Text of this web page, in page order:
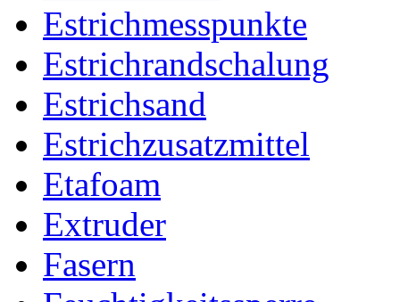
Estrichmesspunkte
Estrichrandschalung
Estrichsand
Estrichzusatzmittel
Etafoam
Extruder
Fasern